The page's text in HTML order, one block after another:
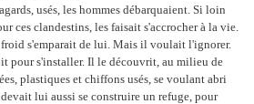
usés, les hommes débarquaient. Si loin
ces clandestins, les faisait s'accrocher à la vie.
s'emparait de lui. Mais il voulait l'ignorer.
pour s'installer. Il le découvrit, au milieu de
plastiques et chiffons usés, se voulant abri
lui aussi se construire un refuge, pour